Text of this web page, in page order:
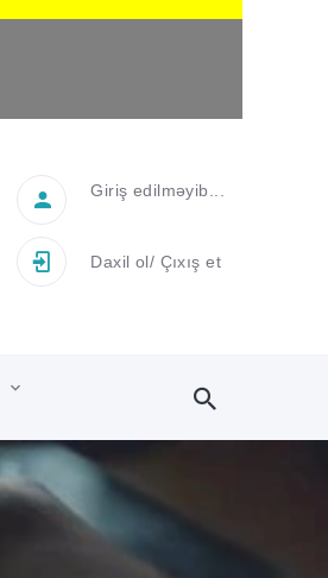
Giriş edilməyib...
Daxil ol/ Çıxış et